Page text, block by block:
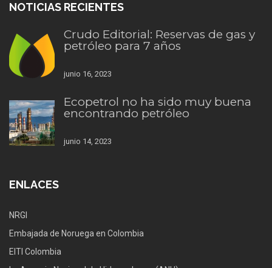
NOTICIAS RECIENTES
Crudo Editorial: Reservas de gas y
petróleo para 7 años
junio 16, 2023
Ecopetrol no ha sido muy buena
encontrando petróleo
junio 14, 2023
ENLACES
NRGI
Embajada de Noruega en Colombia
EITI Colombia